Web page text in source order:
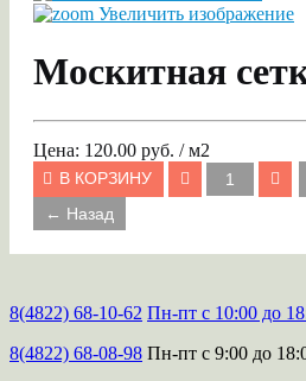
Увеличить изображение
Москитная
Цена: 120.00 руб. / м2
В КОРЗИНУ
8(4822) 68-10-62 Пн-пт с 10:00 до
8(4822) 68-08-98 Пн-пт с 9:00 до